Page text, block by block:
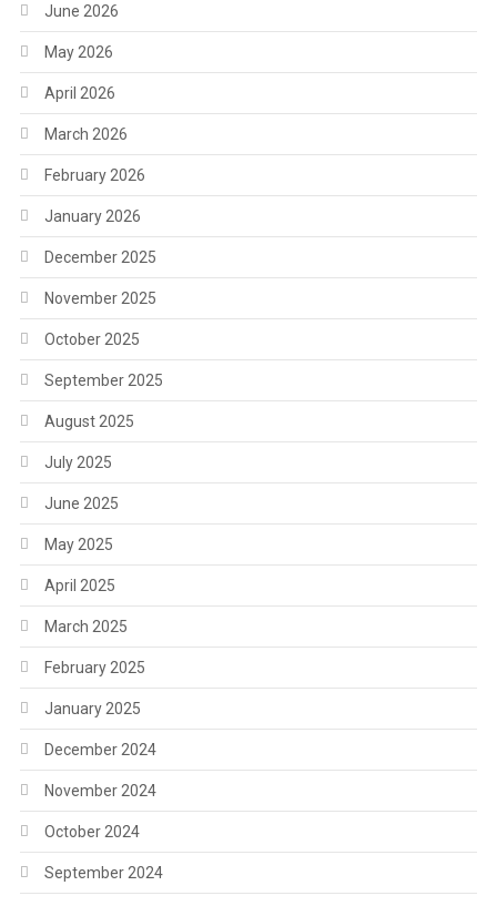
June 2026
May 2026
April 2026
March 2026
February 2026
January 2026
December 2025
November 2025
October 2025
September 2025
August 2025
July 2025
June 2025
May 2025
April 2025
March 2025
February 2025
January 2025
December 2024
November 2024
October 2024
September 2024